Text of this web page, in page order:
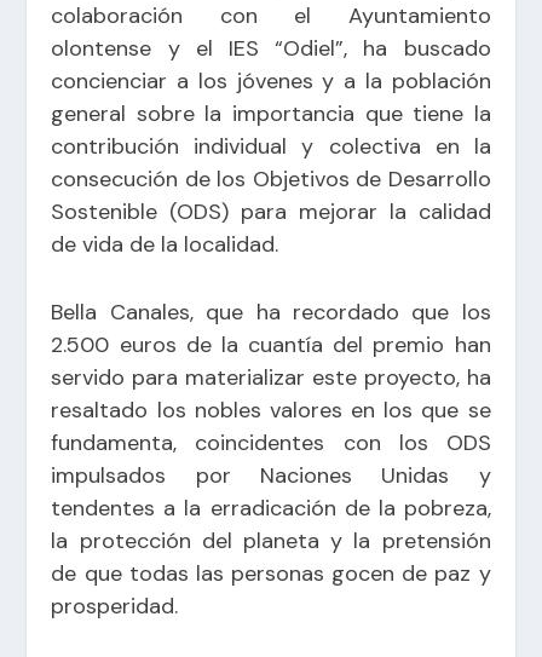
colaboración con el Ayuntamiento
olontense y el IES “Odiel”, ha buscado
concienciar a los jóvenes y a la población
general sobre la importancia que tiene la
contribución individual y colectiva en la
consecución de los Objetivos de Desarrollo
Sostenible (ODS) para mejorar la calidad
de vida de la localidad.
Bella Canales, que ha recordado que los
2.500 euros de la cuantía del premio han
servido para materializar este proyecto, ha
resaltado los nobles valores en los que se
fundamenta, coincidentes con los ODS
impulsados por Naciones Unidas y
tendentes a la erradicación de la pobreza,
la protección del planeta y la pretensión
de que todas las personas gocen de paz y
prosperidad.